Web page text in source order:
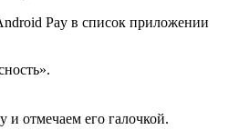
Pay в список приложении
отмечаем его галочкой.